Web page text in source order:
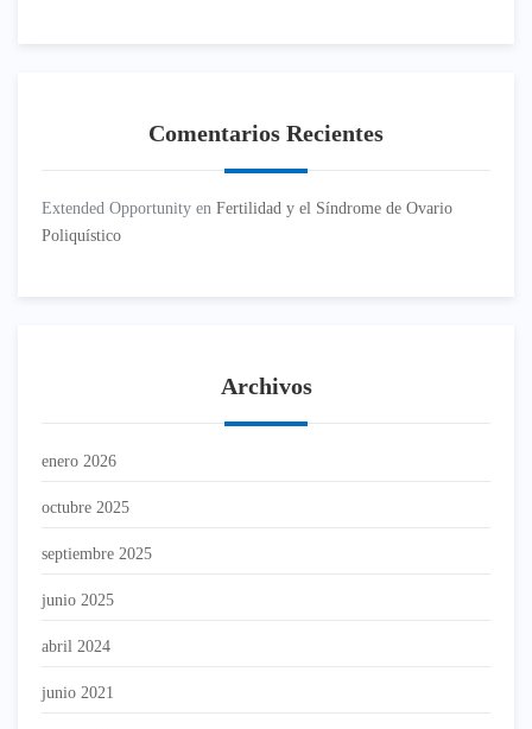
Comentarios Recientes
Extended Opportunity en Fertilidad y el Síndrome de Ovario
Poliquístico
Archivos
enero 2026
octubre 2025
septiembre 2025
junio 2025
abril 2024
junio 2021